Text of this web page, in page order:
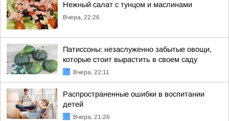
Нежный салат с тунцом и маслинами
Вчера, 22:26
Патиссоны: незаслуженно забытые овощи,
которые стоит вырастить в своем саду
Вчера, 22:11
Распространенные ошибки в воспитании
детей
Вчера, 21:26